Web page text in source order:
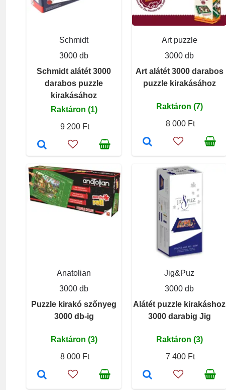
Schmidt
3000 db
Schmidt alátét 3000
darabos puzzle
kirakásához
Raktáron (1)
9 200 Ft
Art puzzle
3000 db
Art alátét 3000 darabos
puzzle kirakásához
Raktáron (7)
8 000 Ft
Anatolian
3000 db
Puzzle kirakó szőnyeg
3000 db-ig
Raktáron (3)
8 000 Ft
Jig&Puz
3000 db
Alátét puzzle kirakáshoz
3000 darabig Jig
Raktáron (3)
7 400 Ft